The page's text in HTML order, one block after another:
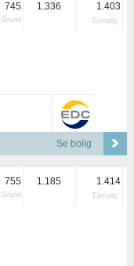
745
Grund
1.336 1.403
Ejerudg.
Se bolig
755
Grund
1.185 1.414
Ejerudg.